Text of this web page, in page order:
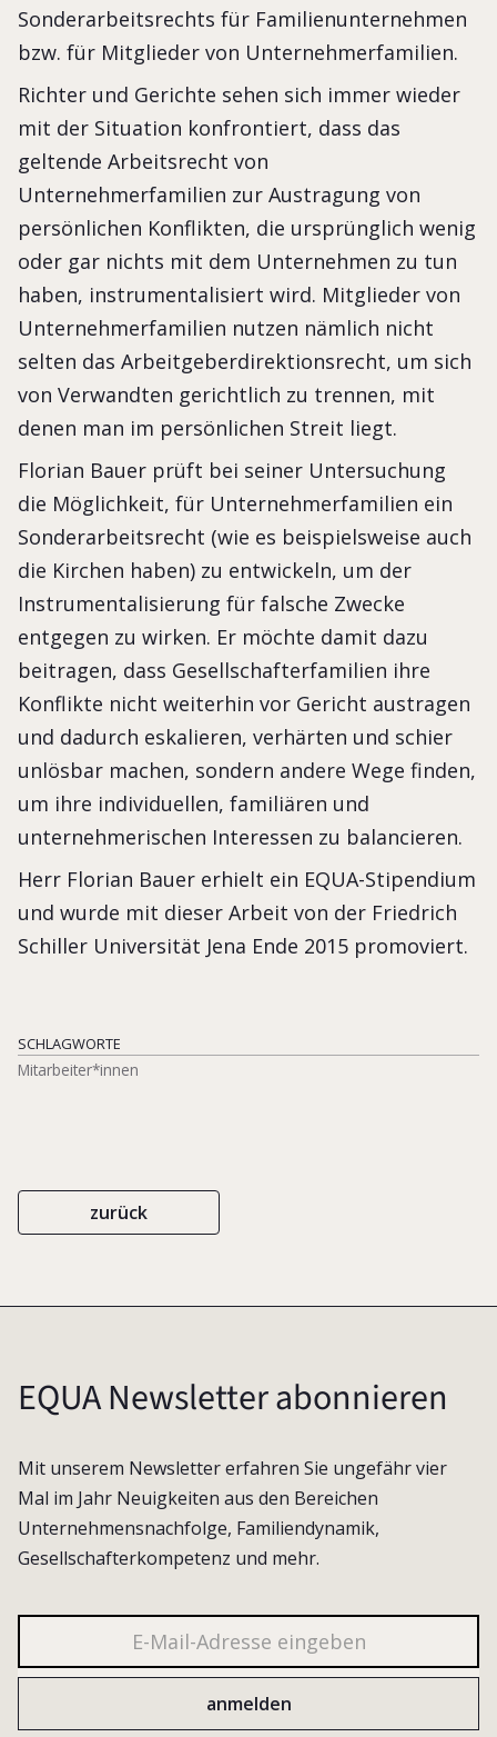
Sonderarbeitsrechts für Familienunternehmen
bzw. für Mitglieder von Unternehmerfamilien.
Richter und Gerichte sehen sich immer wieder
mit der Situation konfrontiert, dass das
geltende Arbeitsrecht von
Unternehmerfamilien zur Austragung von
persönlichen Konflikten, die ursprünglich wenig
oder gar nichts mit dem Unternehmen zu tun
haben, instrumentalisiert wird. Mitglieder von
Unternehmerfamilien nutzen nämlich nicht
selten das Arbeitgeberdirektionsrecht, um sich
von Verwandten gerichtlich zu trennen, mit
denen man im persönlichen Streit liegt.
Florian Bauer prüft bei seiner Untersuchung
die Möglichkeit, für Unternehmerfamilien ein
Sonderarbeitsrecht (wie es beispielsweise auch
die Kirchen haben) zu entwickeln, um der
Instrumentalisierung für falsche Zwecke
entgegen zu wirken. Er möchte damit dazu
beitragen, dass Gesellschafterfamilien ihre
Konflikte nicht weiterhin vor Gericht austragen
und dadurch eskalieren, verhärten und schier
unlösbar machen, sondern andere Wege finden,
um ihre individuellen, familiären und
unternehmerischen Interessen zu balancieren.
Herr Florian Bauer erhielt ein EQUA-Stipendium
und wurde mit dieser Arbeit von der Friedrich
Schiller Universität Jena Ende 2015 promoviert.
SCHLAGWORTE
Mitarbeiter*innen
zurück
EQUA Newsletter abonnieren
Mit unserem Newsletter erfahren Sie ungefähr vier
Mal im Jahr Neuigkeiten aus den Bereichen
Unternehmensnachfolge, Familiendynamik,
Gesellschafterkompetenz und mehr.